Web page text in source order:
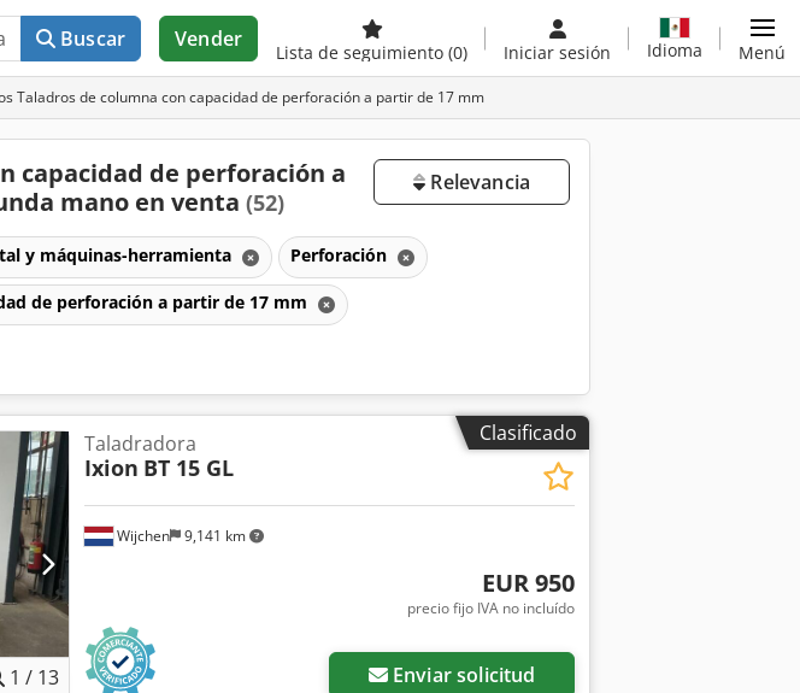
Buscar Vender
Lista de seguimiento (0) Iniciar sesión Idioma Menú
Taladros de columna con capacidad de perforación a partir de 17 mm
capacidad de perforación a
mano en venta (52)
Relevancia
y máquinas-herramienta Perforación
de perforación a partir de 17 mm
Clasificado
1 / 13
Wijchen 9,141 km
Taladradora
Ixion BT 15 GL
EUR 950
precio fijo IVA no incluído
Enviar solicitud